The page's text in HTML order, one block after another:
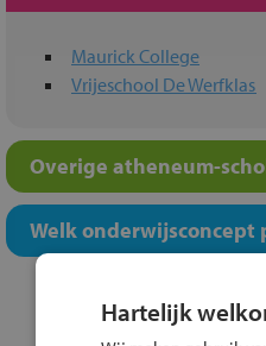
Maurick College
Vrijeschool De Werfklas
Overige atheneum-
Welk onderwijsconcept
Hartelijk